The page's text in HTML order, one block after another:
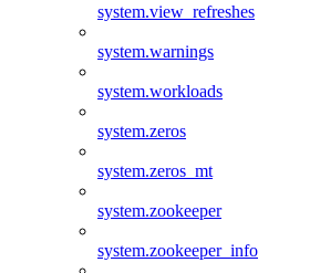
system.view_refreshes
system.warnings
system.workloads
system.zeros
system.zeros_mt
system.zookeeper
system.zookeeper_info